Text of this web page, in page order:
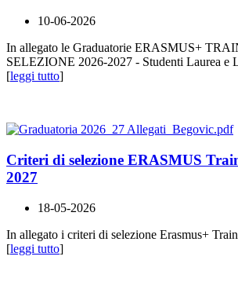
10-06-2026
In allegato le Graduatorie ERASMUS+
SELEZIONE 2026-2027 - Studenti Laurea e
[leggi tutto]
Criteri di selezione ERASMUS
2027
18-05-2026
In allegato i criteri di selezione Erasmus+
[leggi tutto]